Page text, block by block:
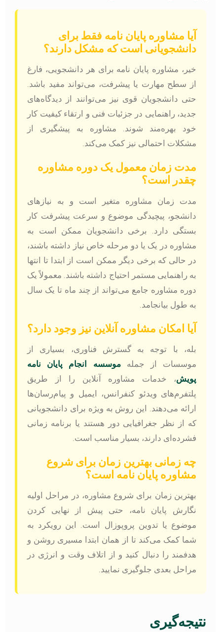
آیا مشاوره پایان نامه فقط برای
دانشجویانی است که مشکل دارند؟
خیر، مشاوره پایان نامه برای هر دانشجویی، فارغ
از سطح مهارت یا پیشرفت، می‌تواند مفید باشد.
حتی دانشجویان قوی نیز می‌توانند از دیدگاه‌های
جدید، راهنمایی در جزئیات فنی و ارتقاء کیفیت کار
خود بهره‌مند شوند. مشاوره به پیشگیری از
مشکلات احتمالی نیز کمک می‌کند.
مدت زمان معمول یک دوره مشاوره
چقدر است؟
مدت زمان مشاوره متغیر است و به نیازهای
دانشجو، پیچیدگی موضوع و سرعت پیشرفت کار
بستگی دارد. برخی دانشجویان ممکن است به
مشاوره در یک یا دو مرحله خاص نیاز داشته باشند،
در حالی که برخی دیگر ممکن است از ابتدا تا انتها
به راهنمایی مستمر احتیاج داشته باشند. معمولاً یک
دوره مشاوره جامع می‌تواند از چند ماه تا یک سال
به طول بیانجامد.
آیا امکان مشاوره آنلاین نیز وجود دارد؟
بله، با توجه به گسترش فناوری، بسیاری از
موسسات از جملهموسسه انجام پایان نامه
پویش، خدمات مشاوره آنلاین را از طریق
پلتفرم‌های ویدئو کنفرانس، ایمیل و پیام‌رسان‌ها
ارائه می‌دهند. این روش به ویژه برای دانشجویانی
که از نظر جغرافیایی دور هستند یا برنامه زمانی
فشرده‌ای دارند، بسیار مناسب است.
چه زمانی بهترین زمان برای شروع
مشاوره پایان نامه است؟
بهترین زمان برای شروع مشاوره، در مراحل اولیه
نگارش پایان نامه، حتی پیش از نهایی کردن
موضوع یا تدوین پروپوزال است. این رویکرد به
شما کمک می‌کند تا از همان ابتدا مسیری روشن و
هدفمند را دنبال کنید و از اتلاف وقت و انرژی در
مراحل بعدی جلوگیری نمایید.
نتیجه‌گیری